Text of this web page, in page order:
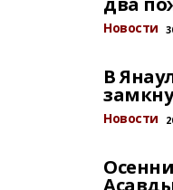
Новости
В
Новости